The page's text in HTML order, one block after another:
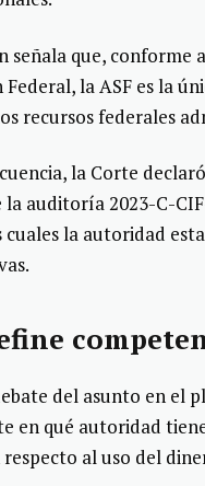
señala que, conforme
la ASF es la
recursos federales
la Corte
auditoría 2023-C-
cuales la autoridad
del asunto en el
en qué autoridad
al uso del